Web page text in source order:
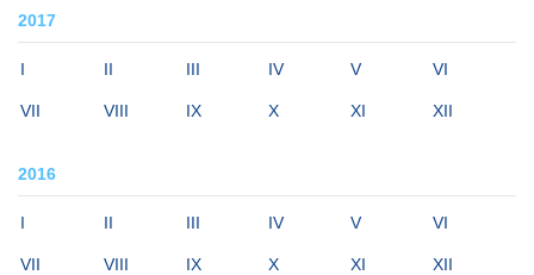
2017
I II III IV V VI
VII VIII IX X XI XII
2016
I II III IV V VI
VII VIII IX X XI XII